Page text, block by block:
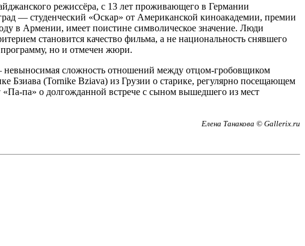
режиссёра, с 13 лет проживающего в Германии
— студенческий «Оскар» от Американской киноакадемии, премии
в Армении, имеет поистине символическое значение. Люди
становится качество фильма, а не национальность снявшего
программу, но и отмечен жюри.
сложность отношений между отцом-гробовщиком
(Tornike Bziava) из Грузии о старике, регулярно посещающем
па» о долгожданной встрече с сыном вышедшего из мест
Елена Танакова © Gallerix.ru